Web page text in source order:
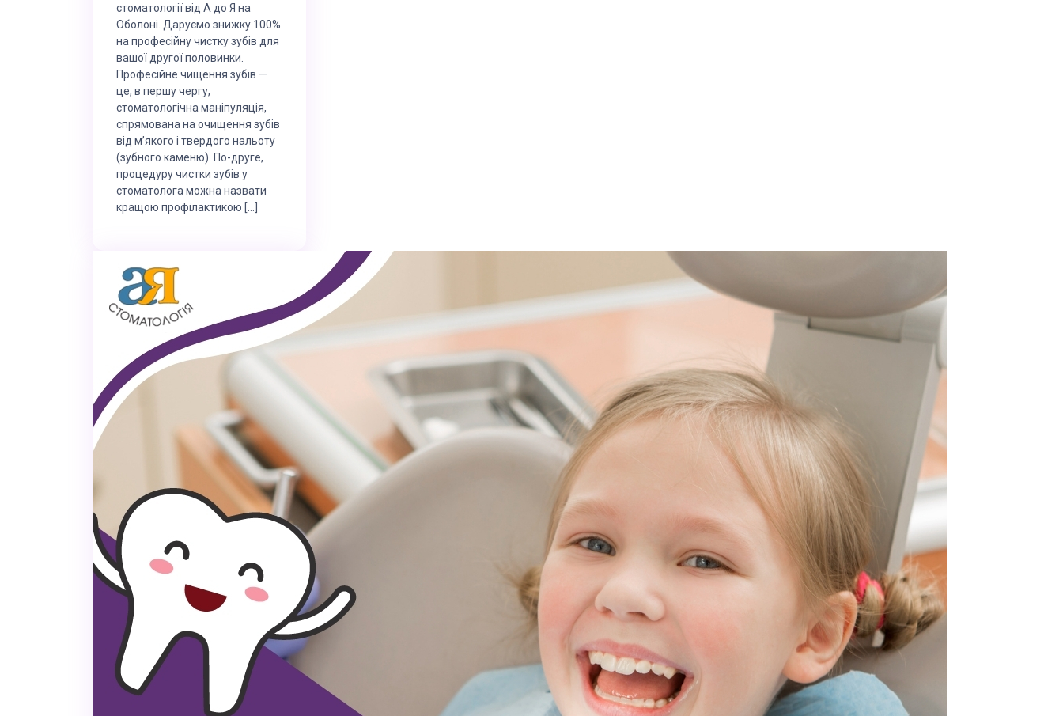
стоматології від А до Я на
Оболоні. Даруємо знижку 100%
на професійну чистку зубів для
вашої другої половинки.
Професійне чищення зубів —
це, в першу чергу,
стоматологічна маніпуляція,
спрямована на очищення зубів
від м’якого і твердого нальоту
(зубного каменю). По-друге,
процедуру чистки зубів у
стоматолога можна назвати
кращою профілактикою […]